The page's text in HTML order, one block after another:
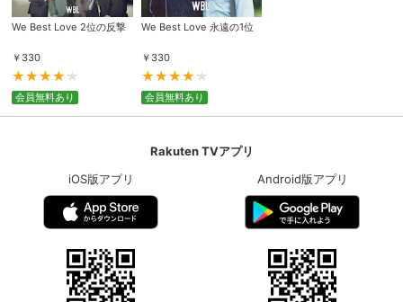
We Best Love 2位の反撃
￥ 330
会員無料あり
We Best Love 永遠の1位
￥ 330
会員無料あり
Rakuten TVアプリ
iOS版アプリ
Android版アプリ